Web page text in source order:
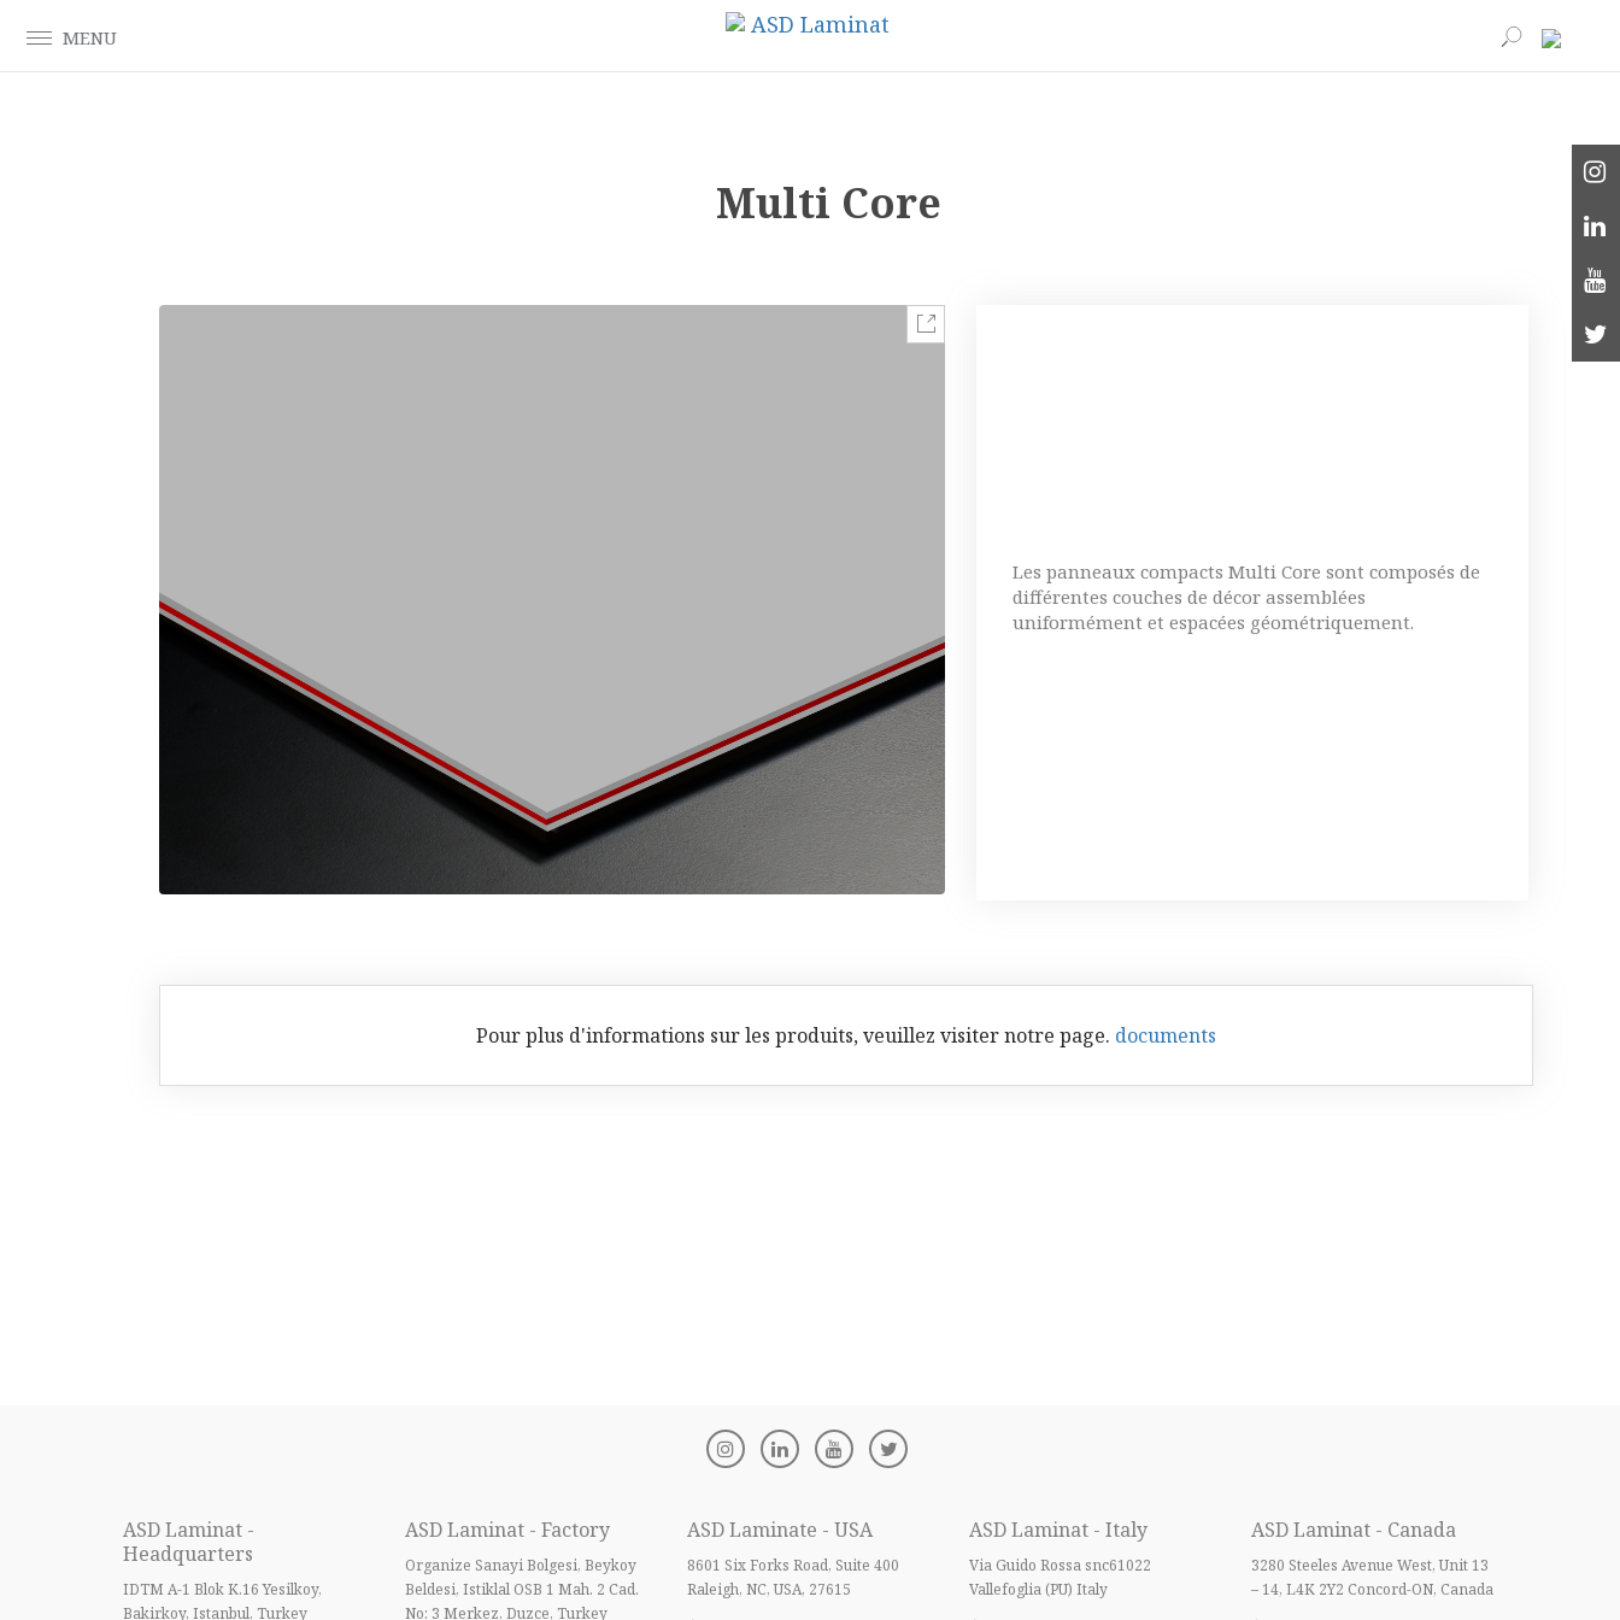
Multi Core
Les panneaux compacts Multi Core sont composés de
différentes couches de décor assemblées
uniformément et espacées géométriquement.
Pour plus d'informations sur les produits, veuillez visiter notre page. documents
ASD Laminat -
Headquarters
IDTM A-1 Blok K.16 Yesilkoy,
Bakirkoy, Istanbul, Turkey
ASD Laminat - Factory
Organize Sanayi Bolgesi, Beykoy
Beldesi, Istiklal OSB 1 Mah. 2 Cad.
No: 3 Merkez, Duzce, Turkey
ASD Laminate - USA
8601 Six Forks Road, Suite 400
Raleigh, NC, USA, 27615
ASD Laminat - Italy
Via Guido Rossa snc61022
Vallefoglia (PU) Italy
ASD Laminat - Canada
3280 Steeles Avenue West, Unit 13
– 14, L4K 2Y2 Concord-ON, Canada